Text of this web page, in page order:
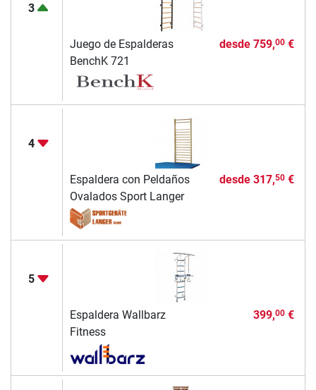
3
Juego de Espalderas
BenchK 721
desde 759,00€
4
Espaldera con Peldaños
Ovalados Sport Langer
desde 317,50€
5
Espaldera Wallbarz
Fitness
399,00€